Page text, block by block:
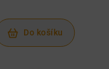
Do košíku